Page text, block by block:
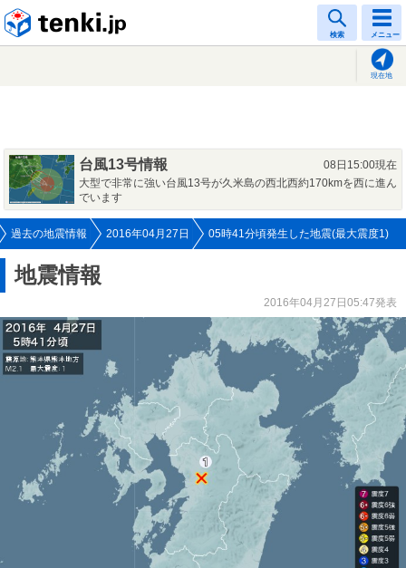
検索 メニュー
現在地
台風13号情報
08日15:00現在
大型で非常に強い台風13号が久米島の西北西約170kmを西に進ん
でいます
過去の地震情報 2016年04月27日 05時41分頃発生した地震(最大震度1)
地震情報
2016年04月27日05:47発表